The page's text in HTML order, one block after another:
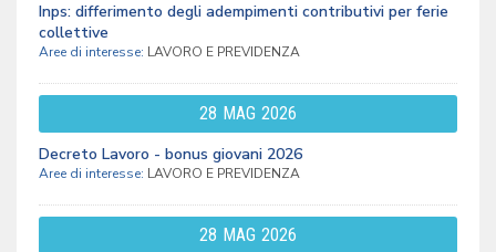
Inps: differimento degli adempimenti contributivi per ferie
collettive
Aree di interesse: LAVORO E PREVIDENZA
28 MAG 2026
Decreto Lavoro - bonus giovani 2026
Aree di interesse: LAVORO E PREVIDENZA
28 MAG 2026